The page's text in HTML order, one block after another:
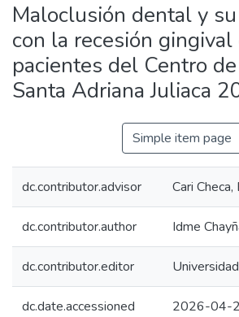
Maloclusión dental y
con la recesión gingival
pacientes del Centro
Santa Adriana Juliaca
Simple item page
dc.contributor.advisor Cari Checa,
dc.contributor.author Idme
dc.contributor.editor
dc.date.accessioned 2026-04-